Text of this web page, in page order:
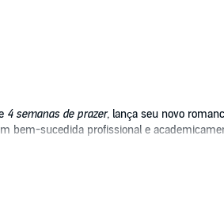
4 semanas de prazer, lança seu novo
bem-sucedida profissional e
tanto êxito, pois sua virgindade
paredes, Mina decide voltar para